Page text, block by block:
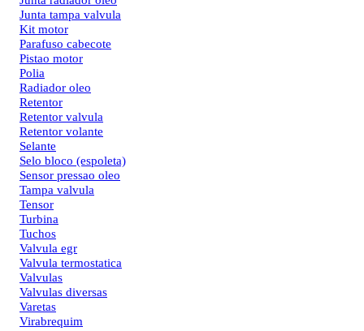
Junta tampa valvula
Kit motor
Parafuso cabecote
Pistao motor
Polia
Radiador oleo
Retentor
Retentor valvula
Retentor volante
Selante
Selo bloco (espoleta)
Sensor pressao oleo
Tampa valvula
Tensor
Turbina
Tuchos
Valvula egr
Valvula termostatica
Valvulas
Valvulas diversas
Varetas
Virabrequim